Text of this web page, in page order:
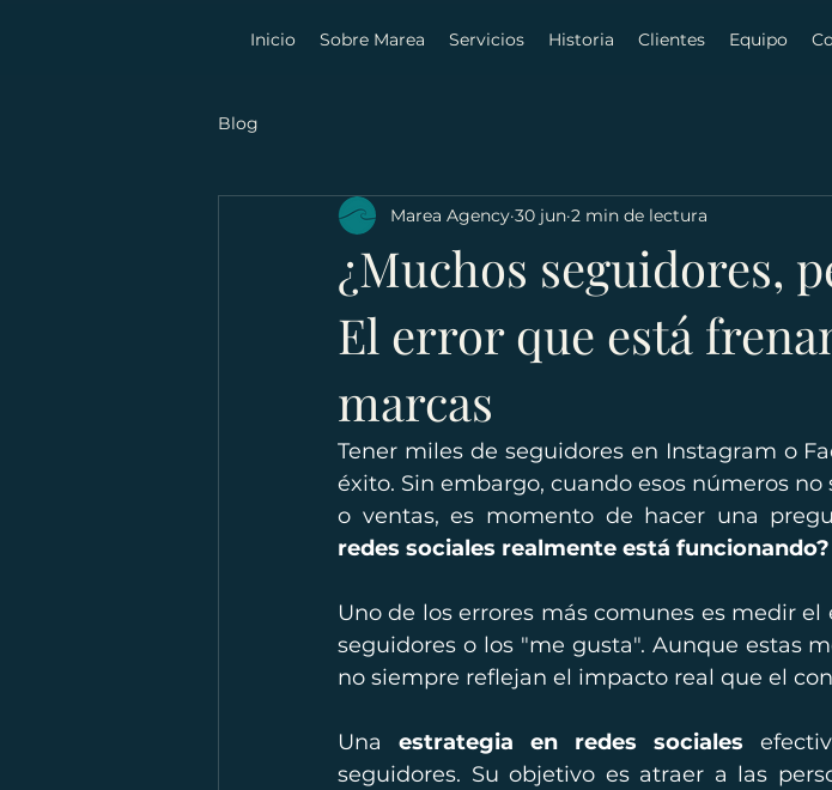
Inicio Sobre Marea Servicios Historia Clientes Equipo
Blog
¿Muchos seguidores,
El error que está
marcas
Marea Agency 30 jun 2 min de lectura
Tener miles de seguidores en Instagram o
éxito. Sin embargo, cuando esos números
o ventas, es momento de hacer una
redes sociales realmente está funcionando?
Uno de los errores más comunes es medir
seguidores o los "me gusta". Aunque estas
no siempre reflejan el impacto real que el
Una estrategia en redes sociales
seguidores. Su objetivo es atraer a las